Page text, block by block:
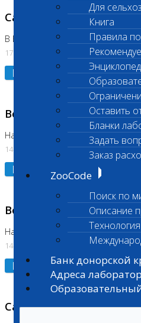
Для
Книга
Правила
Оставить
Бланки
Задать
Заказ
ZooCode
Поиск по
Описание
Технология
Банк донорской
Адреса
Санитарный день
В Бутово
17.07.2026
Подробнее
Возобновлено
На Нагорной (Код 961, 962)
14.07.2026
Подробнее
Возобновлено
На Нагорной (Код 157)
14.07.2026
Подробнее
Санитарный день